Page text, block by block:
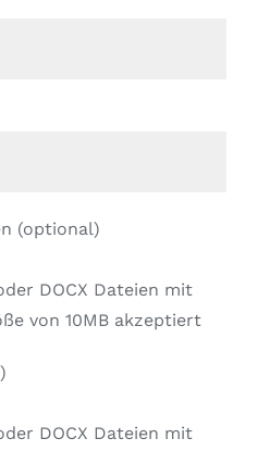
(optional)
DOCX Dateien mit
von 10MB akzeptiert
DOCX Dateien mit